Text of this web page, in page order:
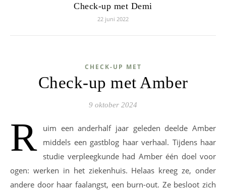
Check-up met Demi
22 juni 2022
CHECK-UP MET
Check-up met Amber
9 oktober 2024
R
uim een anderhalf jaar geleden deelde Amber
middels een gastblog haar verhaal. Tijdens haar
studie verpleegkunde had Amber één doel voor
ogen: werken in het ziekenhuis. Helaas kreeg ze, onder
andere door haar faalangst, een burn-out. Ze besloot zich